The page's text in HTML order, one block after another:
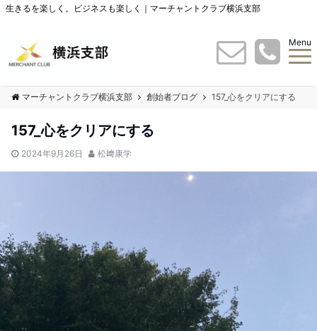
生きるを楽しく。ビジネスも楽しく｜マーチャントクラブ横浜支部
Menu
マーチャントクラブ横浜支部 創始者ブログ 157_心をクリアにする
157_心をクリアにする
2024年9月26日 松﨑康学